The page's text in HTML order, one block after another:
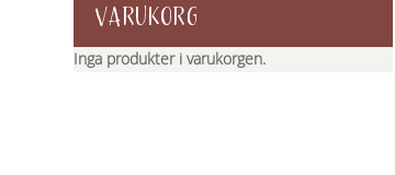
VARUKORG
Inga produkter i varukorgen.